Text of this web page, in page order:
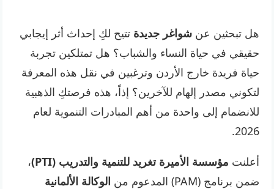
هل تبحثين عنشواغر جديدة تتيح لكِ إحداث أثر إيجابي
حقيقي في حياة النساء والشباب؟ هل تمتلكين تجربة
حياة فريدة خارج الأردن وترغبين في نقل هذه المعرفة
لتكوني مصدر إلهام للآخرين؟ إذاً، هذه فرصتكِ الذهبية
للانضمام إلى واحدة من أهم المبادرات التنموية لعام
2026.
أعلنت مؤسسة الأميرة تغريد للتنمية والتدريب (PTI)
،
ضمن برنامج (PAM) المدعوم من
الوكالة الألمانية